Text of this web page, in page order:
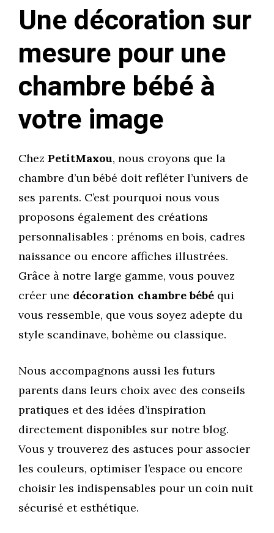
Une décoration sur
mesure pour une
chambre bébé à
votre image
Chez PetitMaxou, nous croyons que la
chambre d’un bébé doit refléter l’univers de
ses parents. C’est pourquoi nous vous
proposons également des créations
personnalisables : prénoms en bois, cadres
naissance ou encore affiches illustrées.
Grâce à notre large gamme, vous pouvez
créer une décoration chambre bébé qui
vous ressemble, que vous soyez adepte du
style scandinave, bohème ou classique.
Nous accompagnons aussi les futurs
parents dans leurs choix avec des conseils
pratiques et des idées d’inspiration
directement disponibles sur notre blog.
Vous y trouverez des astuces pour associer
les couleurs, optimiser l’espace ou encore
choisir les indispensables pour un coin nuit
sécurisé et esthétique.